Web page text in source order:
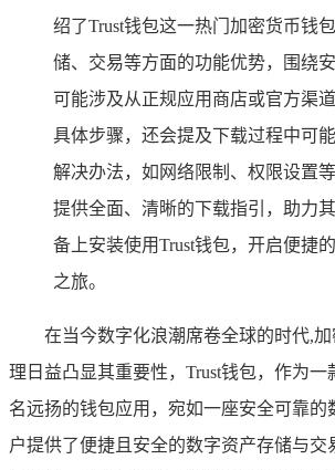
绍了Trust钱包这一热门加密货币钱
储、交易等方面的功能优势，围绕安
可能涉及从正规应用商店或官方渠
具体步骤，还会提及下载过程中可
解决办法，如网络限制、权限设置
提供全面、清晰的下载指引，助力
备上安装使用Trust钱包，开启便捷
之旅。
在当今数字化浪潮席卷全球的时代,
理日益凸显其重要性，Trust钱包，作为
名远扬的钱包应用，宛如一座安全可靠的
户提供了便捷且安全的数字资产存储与交